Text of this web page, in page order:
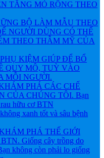
TẲNG MỎ RỘNG THEO
BỘ LÀM MẪU THEO
NGƯỜI DÙNG CÓ THỂ
THEO THẪM MỸ CỦA
KIỆM GIÚP ĐỂ BỔ
QUY MÔ, TUỲ VÀO
MỖI NGƯỜI.
PHÁ CÁC CHẾ
CỦA CHÚNG TÔI. Bạn
hữu cơ BTN
xanh tốt và sâu bệnh
PHÁ THẾ GIỚI
Giống cây trồng do
không còn phải lo giống